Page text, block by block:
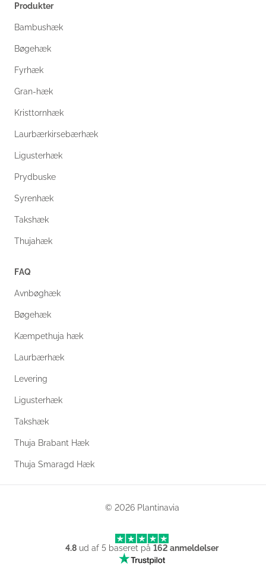
Produkter
Bambushæk
Bøgehæk
Fyrhæk
Gran-hæk
Kristtornhæk
Laurbærkirsebærhæk
Ligusterhæk
Prydbuske
Syrenhæk
Takshæk
Thujahæk
FAQ
Avnbøghæk
Bøgehæk
Kæmpethuja hæk
Laurbærhæk
Levering
Ligusterhæk
Takshæk
Thuja Brabant Hæk
Thuja Smaragd Hæk
© 2026 Plantinavia
4.8 ud af 5 baseret på 162 anmeldelser